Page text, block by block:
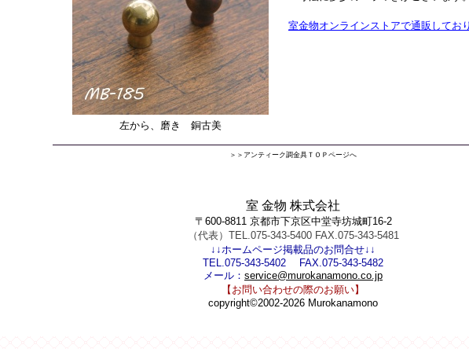
左から、磨き 銅古美
室金物オンラインストアで通販してお
＞＞アンティーク調金具ＴＯＰページへ
室 金物 株式会社
〒600-8811 京都市下京区中堂寺坊城町16-2
（代表）TEL.075-343-5400 FAX.075-343-5481
↓↓ホームページ掲載品のお問合せ↓↓
TEL.075-343-5402 FAX.075-343-5482
メール： service@murokanamono.co.jp
【お問い合わせの際のお願い】
copyright©2002-2026 Murokanamono